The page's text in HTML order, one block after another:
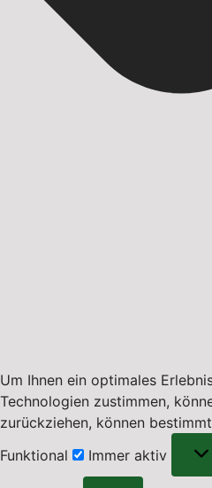
Um Ihnen ein optimales
Technologien zustimmen,
zurückziehen, können
Funktional
Immer aktiv